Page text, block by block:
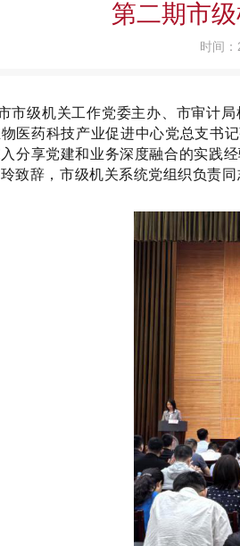
第二期市
时间
市级机关工作党委主办、市审计
医药科技产业促进中心党总支书
分享党建和业务深度融合的实践
致辞，市级机关系统党组织负责